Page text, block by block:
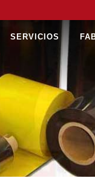
SERVICIOS